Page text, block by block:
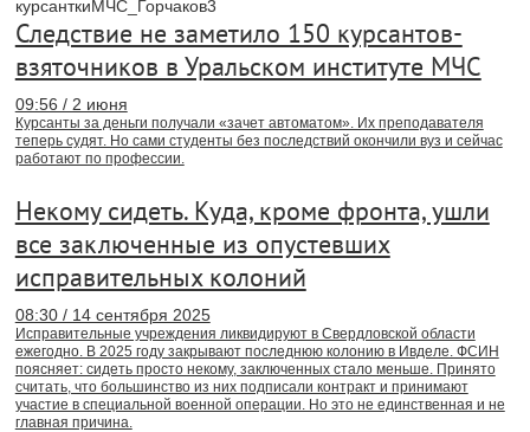
Следствие не заметило 150 курсантов-
взяточников в Уральском институте МЧС
09:56 / 2 июня
Курсанты за деньги получали «зачет автоматом». Их преподавателя
теперь судят. Но сами студенты без последствий окончили вуз и сейчас
работают по профессии.
Некому сидеть. Куда, кроме фронта, ушли
все заключенные из опустевших
исправительных колоний
08:30 / 14 сентября 2025
Исправительные учреждения ликвидируют в Свердловской области
ежегодно. В 2025 году закрывают последнюю колонию в Ивделе. ФСИН
поясняет: сидеть просто некому, заключенных стало меньше. Принято
считать, что большинство из них подписали контракт и принимают
участие в специальной военной операции. Но это не единственная и не
главная причина.